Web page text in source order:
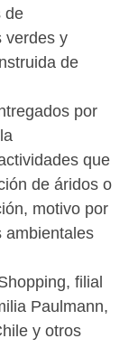
de
verdes y
de
por
que
de áridos o
motivo por
ambientales
filial
Paulmann,
y otros